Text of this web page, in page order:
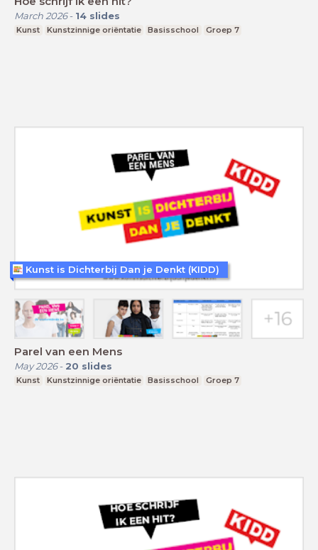
March 2026- 14 slides
Kunst Kunstzinnige oriëntatie Basisschool Groep 7
Parel van een Mens
May 2026- 20 slides
Kunst Kunstzinnige oriëntatie Basisschool Groep 7
Kunst is Dichterbij Dan je Denkt (KIDD)